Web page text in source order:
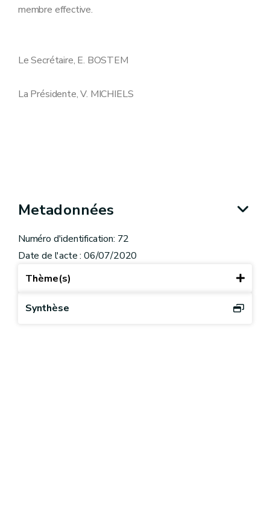
membre effective.
Le Secrétaire, E. BOSTEM
La Présidente, V. MICHIELS
Metadonnées
Numéro d'identification: 72
Date de l'acte : 06/07/2020
Thème(s)
Synthèse